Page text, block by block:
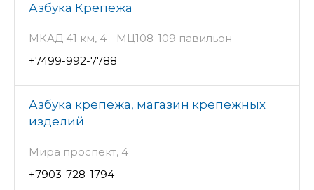
Азбука Крепежа
МКАД 41 км, 4 - МЦ108-109 павильон
+7499-992-7788
Азбука крепежа, магазин крепежных
изделий
Мира проспект, 4
+7903-728-1794